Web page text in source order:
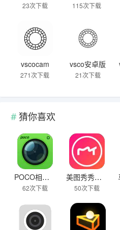
23次下载 115次下载
vscocam
271次下载
vsco安卓版
21次下载
猜你喜欢
POCO相机旧版本
62次下载
美图秀秀下载官方网站
50次下载